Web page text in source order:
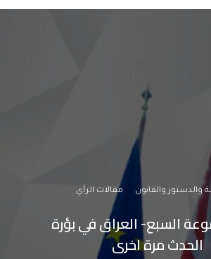
والدستور والقانون مقالات الرأي
السبع- العراق في بؤرة
الحدث مرة اخرى